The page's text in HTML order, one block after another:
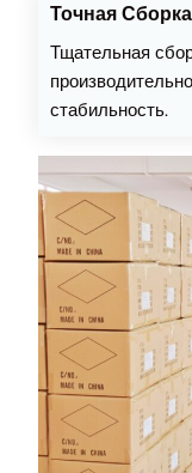
Точная Сборка
Тщательная
стабильность.